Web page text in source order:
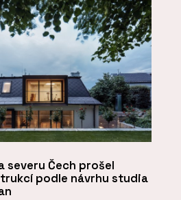
severu Čech prošel
podle návrhu studia